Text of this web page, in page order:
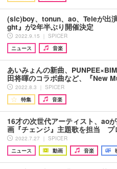
(sic)boy、tonun、ao、Teleが出
ght』が2年半ぶり開催決定
2022.9.15 ｜ SPICER
ニュース
音楽
あいみょんの新曲、
田将暉のコラボ曲など、『New
2022.8.3 ｜ SPICER
特集
音楽
16才の次世代アーティスト、ao
画『チェンジ』主題歌を担当 プ
2022.7.27 ｜ SPICER
ニュース
動画 音楽